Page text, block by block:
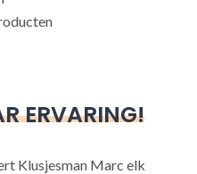
ERVARING!
Klusjesman Marc elk